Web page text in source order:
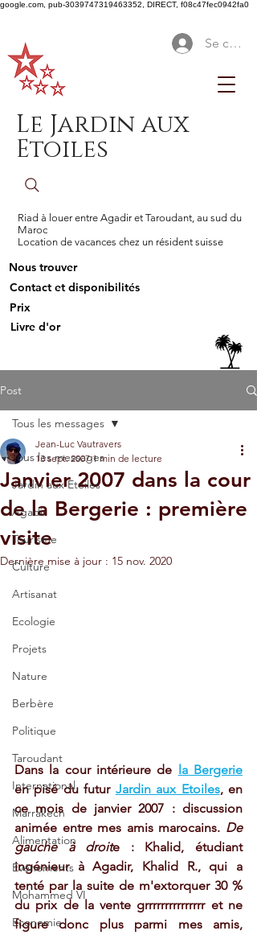
google.com, pub-3039747319463352, DIRECT, f08c47fec0942fa0
Se
Le Jardin aux
Etoiles
Riad à louer entre Agadir et Taroudant, au sud du
Maroc
Location de vacances chez un résident suisse
Nous trouver
Contact et disponibilités
Prix
Livre d'or
Post
Tous les messages
Jardin aux Etoiles
Agadir
Tourisme
Culture
Artisanat
Ecologie
Projets
Nature
Berbère
Politique
Taroudant
International
Marrakech
Alimentation
Evénements
Mohammed VI
Economie
Tous les messages
Janvier 2007 dans la cour
de la Bergerie : première
visite
Jean-Luc Vautravers
13 sept. 2007 1 min de lecture
Dernière mise à jour : 15 nov. 2020
Dans la cour intérieure de la Bergerie
en pisé du futur Jardin aux Etoiles, en
ce mois de janvier 2007 : discussion
animée entre mes amis marocains. De
gauche à droite : Khalid, étudiant
ingénieur à Agadir, Khalid R., qui a
tenté par la suite de m'extorquer 30 %
du prix de la vente grrrrrrrrrrrrrrr et ne
figure donc plus parmi mes amis,